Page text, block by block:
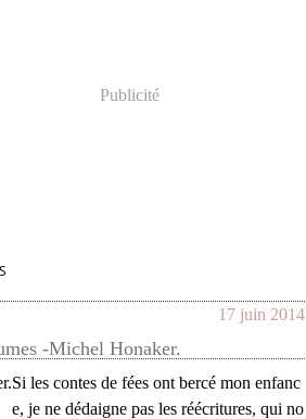
Publicité
17 juin 2014
-Michel Honaker.
Si les contes de fées ont bercé mon enfanc
e, je ne dédaigne pas les réécritures, qui no